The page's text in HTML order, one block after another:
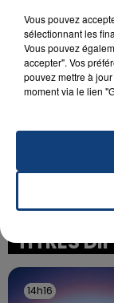
d'un liquide
20 juillet 2026
UNE
OPÉRER DE
La famille a
reconnu sa
TITRES
14h16
14h16
Vous pouvez
sélectionnant les
Vous pouvez
accepter". Vos
pouvez mettre à
moment via le lien